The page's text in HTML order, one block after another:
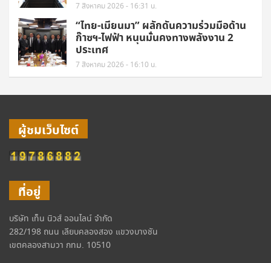
7 สิงหาคม 2026 - 16:31 น.
“ไทย-เมียนมา” ผลักดันความร่วมมือด้าน
ก๊าซฯ-ไฟฟ้า หนุนมั่นคงทางพลังงาน 2
ประเทศ
7 สิงหาคม 2026 - 16:10 น.
ผู้ชมเว็บไซต์
ที่อยู่
บริษัท เท็น นิวส์ ออนไลน์ จำกัด
282/198 ถนน เลียบคลองสอง แขวงบางชัน
เขตคลองสามวา กทม. 10510